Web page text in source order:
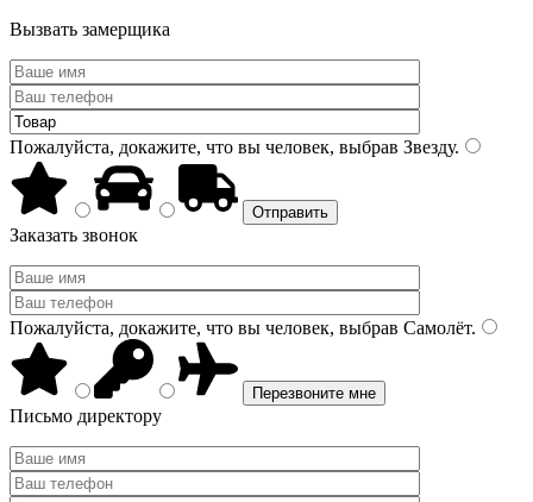
Вызвать замерщика
Пожалуйста, докажите, что вы человек, выбрав Звезду.
Заказать звонок
Пожалуйста, докажите, что вы человек, выбрав Самолёт.
Письмо директору